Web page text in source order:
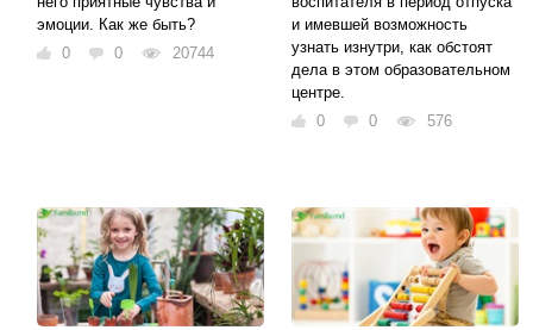
эмоции. Как же быть?
0
0 20744
и имевшей возможность
узнать изнутри, как обстоят
дела в этом образовательном
центре.
0
0 576